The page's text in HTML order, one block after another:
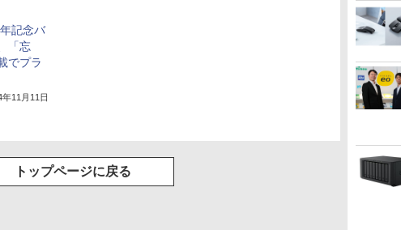
記念バ
「忘
でプラ
年11月11日
トップページに戻る